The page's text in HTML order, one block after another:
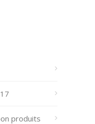
produits